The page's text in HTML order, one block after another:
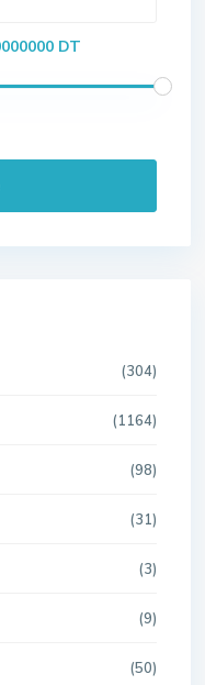
DT
(304)
(1164)
(98)
(31)
(3)
(9)
(50)